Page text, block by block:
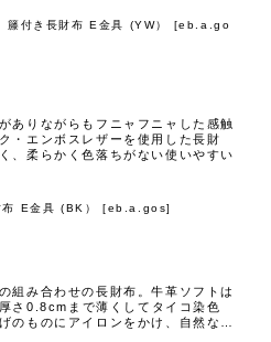
籐付き長財布 E金具 (YW） [eb.a.go
ありながらもフニャフニャした感触
・エンボスレザーを使用した長財
、柔らかく色落ちがない使いやすい
E金具 (BK） [eb.a.gos]
組み合わせの長財布。牛革ソフトは
さ0.8cmまで薄くしてタイコ染色
のものにアイロンをかけ、自然な…